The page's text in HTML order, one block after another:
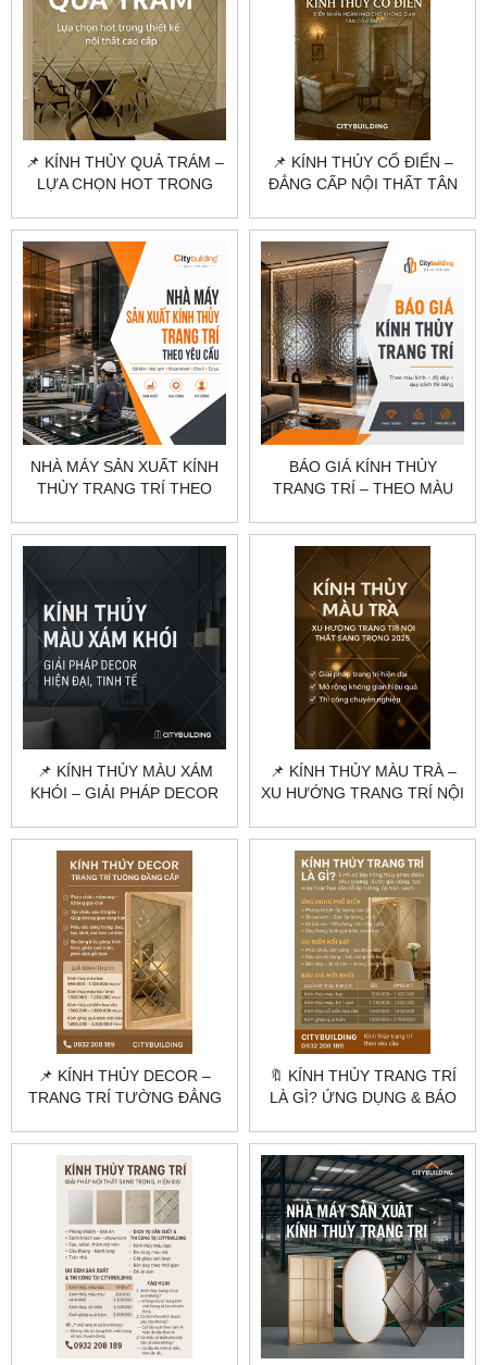
📌 KÍNH THỦY QUẢ TRÁM –
LỰA CHỌN HOT TRONG
CẤP
📌 KÍNH THỦY CỔ ĐIỂN –
ĐẲNG CẤP NỘI THẤT TÂN
NHÀ MÁY SẢN XUẤT KÍNH
THỦY TRANG TRÍ THEO
BÁO GIÁ KÍNH THỦY
TRANG TRÍ – THEO MÀU
CÁCH THI CÔNG
📌 KÍNH THỦY MÀU XÁM
KHÓI – GIẢI PHÁP DECOR
📌 KÍNH THỦY MÀU TRÀ –
XU HƯỚNG TRANG TRÍ NỘI
📌 KÍNH THỦY DECOR –
TRANG TRÍ TƯỜNG ĐẲNG
TRANG TRÍ
🔖 KÍNH THỦY TRANG TRÍ
LÀ GÌ? ỨNG DỤNG & BÁO